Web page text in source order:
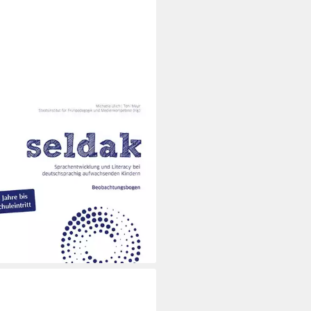
Sprachentwicklung und
/ Toni Mayr, Michaela